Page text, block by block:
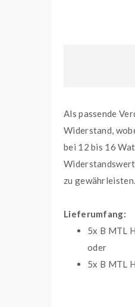
Als passende
Widerstand,
bei 12 bis 16
zu gewährleisten.
Lieferumfang:
5x B MTL
oder
5x B MTL